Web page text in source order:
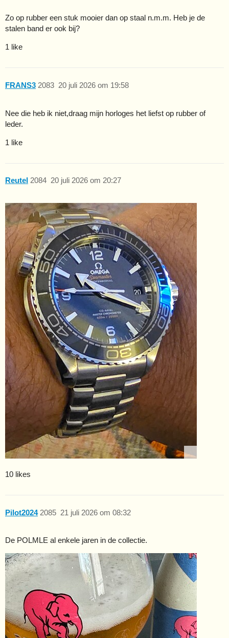
Zo op rubber een stuk mooier dan op staal n.m.m. Heb je de
stalen band er ook bij?
1 like
FRANS3 20 juli 2026 om 19:58
2083
Nee die heb ik niet,draag mijn horloges het liefst op rubber of
leder.
1 like
Reutel 20 juli 2026 om 20:27
2084
10 likes
Pilot2024 21 juli 2026 om 08:32
2085
De POLMLE al enkele jaren in de collectie.